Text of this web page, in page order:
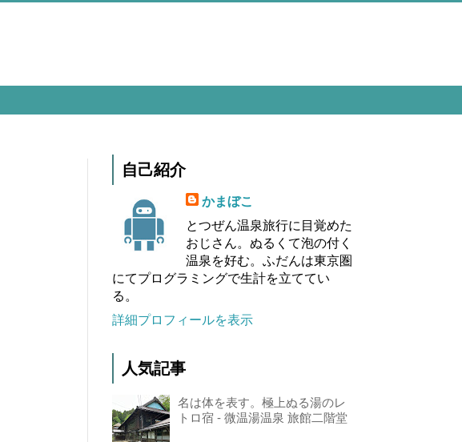
自己紹介
かまぼこ
とつぜん温泉旅行に目覚めた
おじさん。ぬるくて泡の付く
温泉を好む。ふだんは東京圏
にてプログラミングで生計を立ててい
る。
詳細プロフィールを表示
人気記事
名は体を表す。極上ぬる湯のレ
トロ宿 - 微温湯温泉 旅館二階堂